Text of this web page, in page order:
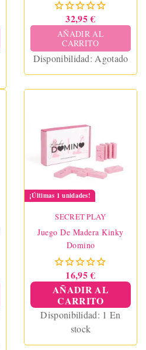
32,95 €
AÑADIR AL
CARRITO
Disponibilidad: Agotado
¡Últimas 1 unidades!
SECRET PLAY
Juego De Madera Kinky
Domino
16,95 €
AÑADIR AL
CARRITO
Disponibilidad: 1 En
stock